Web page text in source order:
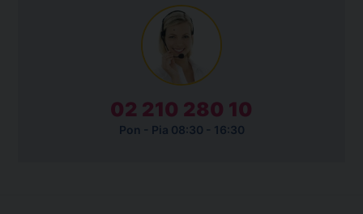
02 210 280 10
Pon - Pia 08:30 - 16:30